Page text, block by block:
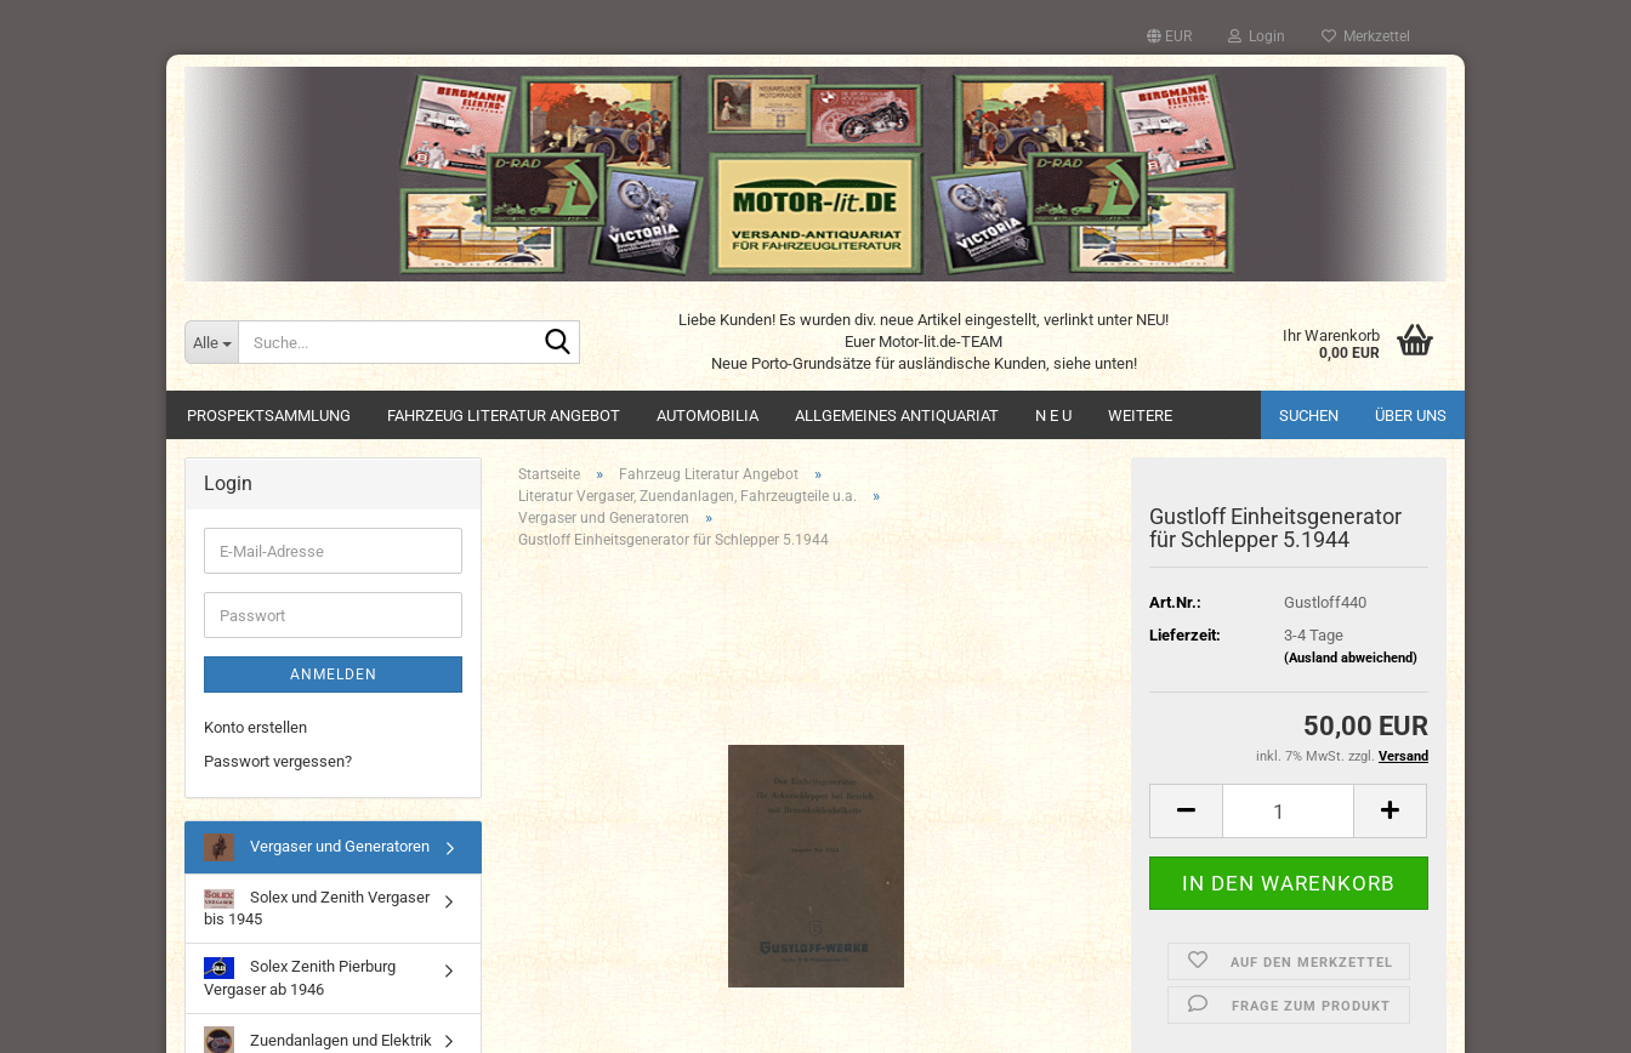
EUR Login Merkzettel
Alle
Liebe Kunden! Es wurden div. neue Artikel eingestellt, verlinkt unter NEU!
Euer Motor-lit.de-TEAM
Neue Porto-Grundsätze für ausländische Kunden, siehe unten!
Ihr Warenkorb
0,00 EUR
PROSPEKTSAMMLUNG FAHRZEUG LITERATUR ANGEBOT AUTOMOBILIA ALLGEMEINES ANTIQUARIAT N E U SUCHEN ÜBER UNS
WEITERE
Startseite » Fahrzeug Literatur Angebot »
Literatur Vergaser, Zuendanlagen, Fahrzeugteile u.a. »
Vergaser und Generatoren »
Gustloff Einheitsgenerator für Schlepper 5.1944
Gustloff Einheitsgenerator
für Schlepper 5.1944
Art.Nr.:
Gustloff440
Lieferzeit:
3-4 Tage
(Ausland abweichend)
50,00 EUR
inkl. 7% MwSt. zzgl. Versand
AUF DEN MERKZETTEL
FRAGE ZUM PRODUKT
Login
E-
Mail-
Adresse
Passwort
ANMELDEN
Konto erstellen
Passwort vergessen?
Vergaser und Generatoren
Solex und Zenith Vergaser
bis 1945
Solex Zenith Pierburg
Vergaser ab 1946
Zuendanlagen und Elektrik